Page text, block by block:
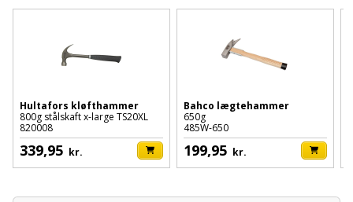
Garageport
Gelænder
Gips
Grundmursplader
skumpistol
Gevindskærer
Gipsværktøj
Bits
Bor
Motorsav
kædesav
Motorsav
og
Brændeovn
Brandslukker
Brugskunst
Camping
og
Spartelmasse
væg
Tape
Rør
fittings
Ventilation
og
indeklima
Gaveideer
Aktiviteter
Hultafors kløfthammer
800g stålskaft x-large TS20XL
820008
339,95 kr.
Bahco lægtehammer
650g
485W-650
199,95 kr.